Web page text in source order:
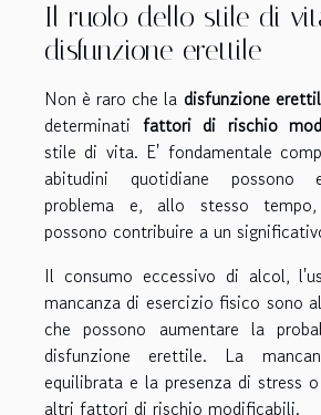
Il ruolo dello stile di
disfunzione erettile
Non è raro che la disfunzione
determinati fattori di rischio
stile di vita. E' fondamentale
abitudini quotidiane possono
problema e, allo stesso
possono contribuire a un
Il consumo eccessivo di alcol,
mancanza di esercizio fisico sono
che possono aumentare la
disfunzione erettile. La
equilibrata e la presenza di stress
altri fattori di rischio modificabili.